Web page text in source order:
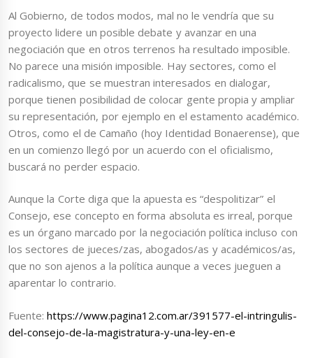
Al Gobierno, de todos modos, mal no le vendría que su
proyecto lidere un posible debate y avanzar en una
negociación que en otros terrenos ha resultado imposible.
No parece una misión imposible. Hay sectores, como el
radicalismo, que se muestran interesados en dialogar,
porque tienen posibilidad de colocar gente propia y ampliar
su representación, por ejemplo en el estamento académico.
Otros, como el de Camaño (hoy Identidad Bonaerense), que
en un comienzo llegó por un acuerdo con el oficialismo,
buscará no perder espacio.
Aunque la Corte diga que la apuesta es “despolitizar” el
Consejo, ese concepto en forma absoluta es irreal, porque
es un órgano marcado por la negociación política incluso con
los sectores de jueces/zas, abogados/as y académicos/as,
que no son ajenos a la política aunque a veces jueguen a
aparentar lo contrario.
Fuente:https://www.pagina12.com.ar/391577-el-intringulis-
del-consejo-de-la-magistratura-y-una-ley-en-e